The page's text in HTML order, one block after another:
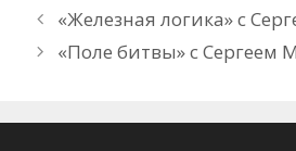
«Железная логика» с
«Поле битвы» с Сергеем